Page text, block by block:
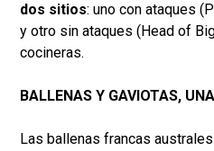
dos sitios: uno con ataques
y otro sin ataques (Head of
cocineras.
BALLENAS Y GAVIOTAS,
Las ballenas francas